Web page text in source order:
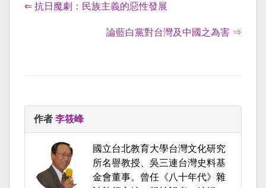
⇐ 抗日魔劇：民族主義的惡性發展
論藍白黨對台灣及中國之為害 ⇒
作者 李筱峰
國立台北教育大學台灣文化研究
所名譽教授、吳三連台灣史料基
金會董事。曾任《八十年代》雜